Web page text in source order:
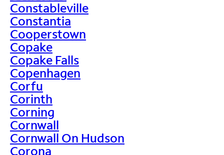
Constableville
Constantia
Cooperstown
Copake
Copake Falls
Copenhagen
Corfu
Corinth
Corning
Cornwall
Cornwall On Hudson
Corona